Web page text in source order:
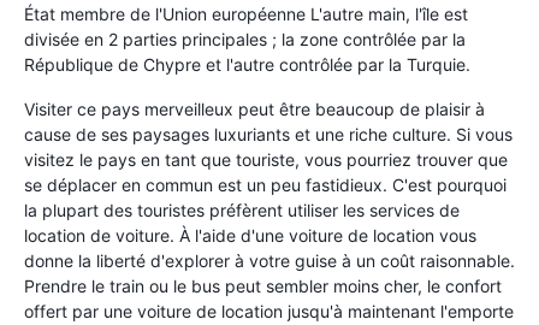
État membre de l'Union européenne L'autre main, l'île est
divisée en 2 parties principales ; la zone contrôlée par la
République de Chypre et l'autre contrôlée par la Turquie.
Visiter ce pays merveilleux peut être beaucoup de plaisir à
cause de ses paysages luxuriants et une riche culture. Si vous
visitez le pays en tant que touriste, vous pourriez trouver que
se déplacer en commun est un peu fastidieux. C'est pourquoi
la plupart des touristes préfèrent utiliser les services de
location de voiture. À l'aide d'une voiture de location vous
donne la liberté d'explorer à votre guise à un coût raisonnable.
Prendre le train ou le bus peut sembler moins cher, le confort
offert par une voiture de location jusqu'à maintenant l'emporte